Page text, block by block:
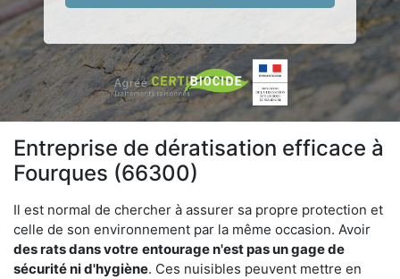
Entreprise de dératisation efficace à
Fourques (66300)
Il est normal de chercher à assurer sa propre protection et
celle de son environnement par la même occasion. Avoir
des rats dans votre entourage n'est pas un gage de
sécurité ni d'hygiène. Ces nuisibles peuvent mettre en